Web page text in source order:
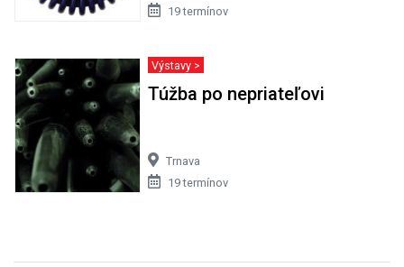
19 termínov
Výstavy >
Túžba po nepriateľovi
Trnava
19 termínov